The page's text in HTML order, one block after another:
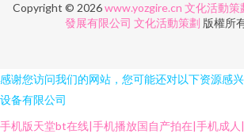
Copyright © 2026www.yozgire.cn 文化活動策
發展有限公司 文化活動策劃 版權所
感谢您访问我们的网站，您可能还对以下资源感
设备有限公司
手机版天堂bt在线|手机播放国自产拍在|手机成